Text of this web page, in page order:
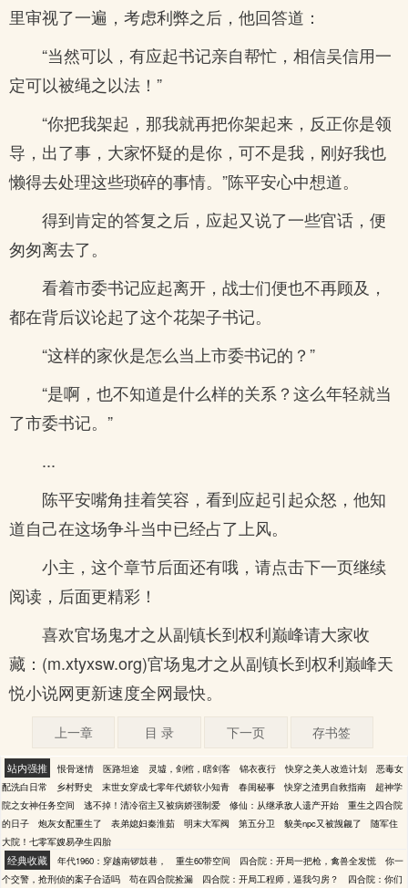
里审视了一遍，考虑利弊之后，他回答道：
“当然可以，有应起书记亲自帮忙，相信吴信用一
定可以被绳之以法！”
“你把我架起，那我就再把你架起来，反正你是领
导，出了事，大家怀疑的是你，可不是我，刚好我也
懒得去处理这些琐碎的事情。”陈平安心中想道。
得到肯定的答复之后，应起又说了一些官话，便
匆匆离去了。
看着市委书记应起离开，战士们便也不再顾及，
都在背后议论起了这个花架子书记。
“这样的家伙是怎么当上市委书记的？”
“是啊，也不知道是什么样的关系？这么年轻就当
了市委书记。”
...
陈平安嘴角挂着笑容，看到应起引起众怒，他知
道自己在这场争斗当中已经占了上风。
小主，这个章节后面还有哦，请点击下一页继续
阅读，后面更精彩！
喜欢官场鬼才之从副镇长到权利巅峰请大家收
藏：(m.xtyxsw.org)官场鬼才之从副镇长到权利巅峰天
悦小说网更新速度全网最快。
上一章 目 录 下一页 存书签
站内强推 恨骨迷情 医路坦途 灵墟，剑棺，瞎剑客 锦衣夜行 快穿之美人改造计划
恶毒女
配洗白日常
乡村野史 末世女穿成七零年代娇软小知青 春闺秘事 快穿之渣男自救指南
超神学
院之女神任务空间
逃不掉！清冷宿主又被病娇强制爱 修仙：从继承敌人遗产开始
重生之四合院
的日子
炮灰女配重生了 表弟媳妇秦淮茹 明末大军阀 第五分卫 貌美npc又被觊觎了
随军住
大院！七零军嫂易孕生四胎
经典收藏 年代1960：穿越南锣鼓巷， 重生60带空间 四合院：开局一把枪，禽兽全发慌
你一
个交警，抢刑侦的案子合适吗
苟在四合院捡漏 四合院：开局工程师，逼我匀房？ 四合院：你们